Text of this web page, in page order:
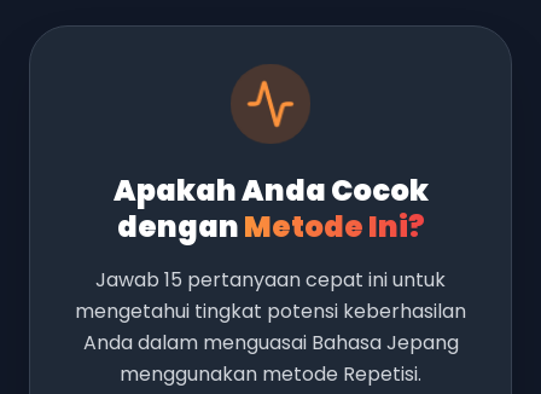
Apakah Anda Cocok
denganMetode Ini?
Jawab 15 pertanyaan cepat ini untuk
mengetahui tingkat potensi keberhasilan
Anda dalam menguasai Bahasa Jepang
menggunakan metode Repetisi.